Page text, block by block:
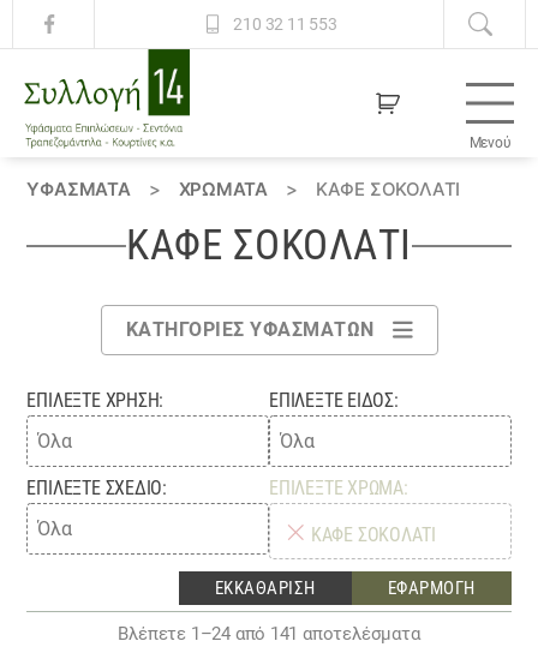
210 32 11 553
14
Μενού
ΥΦΆΣΜΑΤΑ > ΧΡΏΜΑΤΑ > ΚΑΦΕ ΣΟΚΟΛΑΤΙ
ΚΑΦΕ ΣΟΚΟΛΑΤΙ
ΚΑΤΗΓΟΡΊΕΣ ΥΦΑΣΜΆΤΩΝ
ΕΠΙΛΈΞΤΕ ΧΡΉΣΗ: ΕΠΙΛΈΞΤΕ ΕΊΔΟΣ:
ΕΠΙΛΈΞΤΕ ΣΧΈΔΙΟ: ΕΠΙΛΈΞΤΕ ΧΡΏΜΑ:
× ΚΑΦΕ ΣΟΚΟΛΑΤΙ
Βλέπετε 1–24 από 141 αποτελέσματαSorted